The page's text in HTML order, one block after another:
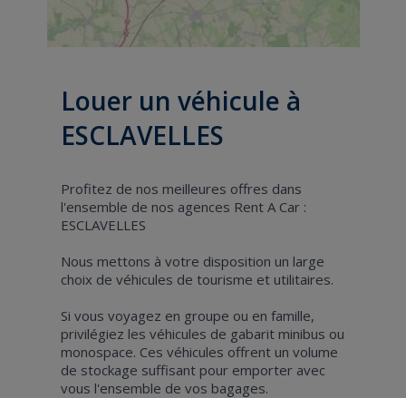
Louer un véhicule à
ESCLAVELLES
Profitez de nos meilleures offres dans
l'ensemble de nos agences Rent A Car :
ESCLAVELLES
Nous mettons à votre disposition un large
choix de véhicules de tourisme et utilitaires.
Si vous voyagez en groupe ou en famille,
privilégiez les véhicules de gabarit minibus ou
monospace. Ces véhicules offrent un volume
de stockage suffisant pour emporter avec
vous l'ensemble de vos bagages.